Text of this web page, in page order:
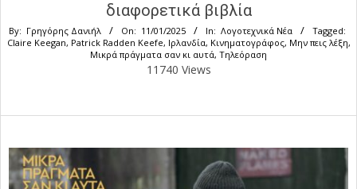
διαφορετικά βιβλία
By: Γρηγόρης Δανιήλ On: 11/01/2025 In: Λογοτεχνικά Νέα
Tagged:
Claire Keegan, Patrick Radden Keefe, Ιρλανδία, Κινηματογράφος, Μην πεις λέξη,
Μικρά πράγματα σαν κι αυτά, Τηλεόραση
11740 Views